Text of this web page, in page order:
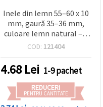
Inele din lemn 55–60 x 10
mm, gaură 35–36 mm,
culoare lemn natural – 2
buc.
COD: 121404
4.68 Lei 1-9 pachet
REDUCERI
PENTRU CANTITATE